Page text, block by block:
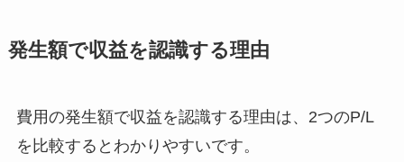
発生額で収益を認識する理由
費用の発生額で収益を認識する理由は、 2つのP/L
を比較する とわかりやすいです。